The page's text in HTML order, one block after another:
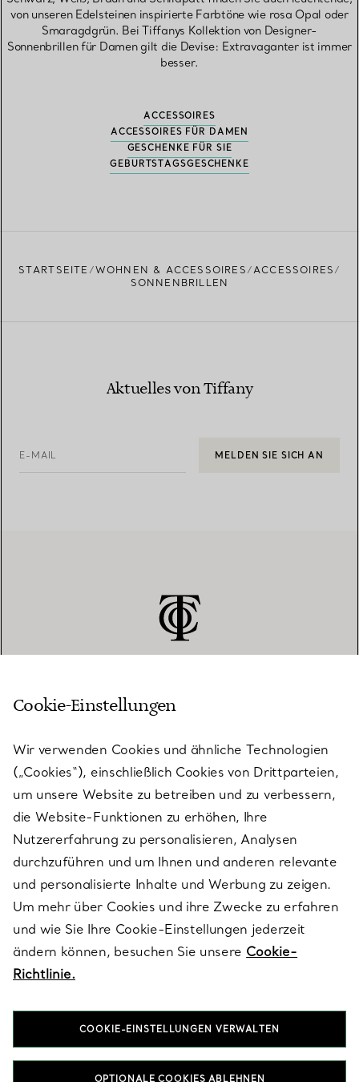
von unseren Edelsteinen inspirierte Farbtöne wie rosa Opal oder
Smaragdgrün. Bei Tiffanys Kollektion von Designer-
Sonnenbrillen für Damen gilt die Devise: Extravaganter ist immer
besser.
ACCESSOIRES
ACCESSOIRES FÜR DAMEN
GESCHENKE FÜR SIE
GEBURTSTAGSGESCHENKE
STARTSEITE WOHNEN & ACCESSOIRES
ACCESSOIRES
SONNENBRILLEN
Aktuelles von Tiffany
E-MAIL MELDEN SIE SICH AN
KUNDENSERVICE
SERVICES
ÜBER TIFFANY & CO.
RECHTLICHE HINWEISE
FOLGEN SIE UNS
Cookie-Einstellungen
Wir verwenden Cookies und ähnliche Technologien
(„Cookies“), einschließlich Cookies von Drittparteien,
um unsere Website zu betreiben und zu verbessern,
die Website-Funktionen zu erhöhen, Ihre
Nutzererfahrung zu personalisieren, Analysen
durchzuführen und um Ihnen und anderen relevante
und personalisierte Inhalte und Werbung zu zeigen.
Um mehr über Cookies und ihre Zwecke zu erfahren
und wie Sie Ihre Cookie-Einstellungen jederzeit
ändern können, besuchen Sie unsere Cookie-
Richtlinie.
COOKIE-EINSTELLUNGEN VERWALTEN
OPTIONALE COOKIES ABLEHNEN